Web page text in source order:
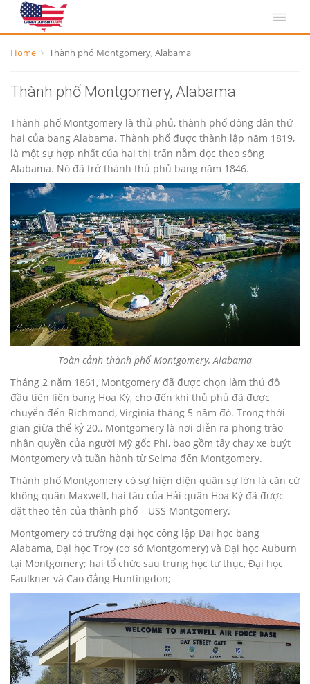
Home Thành phố Montgomery, Alabama
Thành phố Montgomery, Alabama
Thành phố Montgomery là thủ phủ, thành phố đông dân thứ
hai của bang Alabama. Thành phố được thành lập năm 1819,
là một sự hợp nhất của hai thị trấn nằm dọc theo sông
Alabama. Nó đã trở thành thủ phủ bang năm 1846.
Toàn cảnh thành phố Montgomery, Alabama
Tháng 2 năm 1861, Montgomery đã được chọn làm thủ đô
đầu tiên liên bang Hoa Kỳ, cho đến khi thủ phủ đã được
chuyển đến Richmond, Virginia tháng 5 năm đó. Trong thời
gian giữa thế kỷ 20., Montgomery là nơi diễn ra phong trào
nhân quyền của người Mỹ gốc Phi, bao gồm tẩy chay xe buýt
Montgomery và tuần hành từ Selma đến Montgomery.
Thành phố Montgomery có sự hiện diện quân sự lớn là căn cứ
không quân Maxwell, hai tàu của Hải quân Hoa Kỳ đã được
đặt theo tên của thành phố – USS Montgomery.
Montgomery có trường đại học công lập Đại học bang
Alabama, Đại học Troy (cơ sở Montgomery) và Đại học Auburn
tại Montgomery; hai tổ chức sau trung học tư thục, Đại học
Faulkner và Cao đẳng Huntingdon;